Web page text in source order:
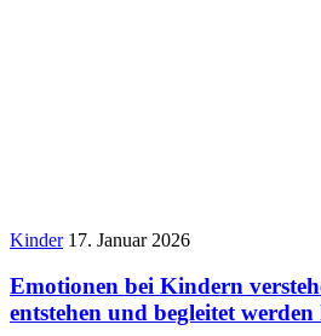
Kinder 17. Januar 2026
Emotionen bei Kindern
entstehen und begleitet